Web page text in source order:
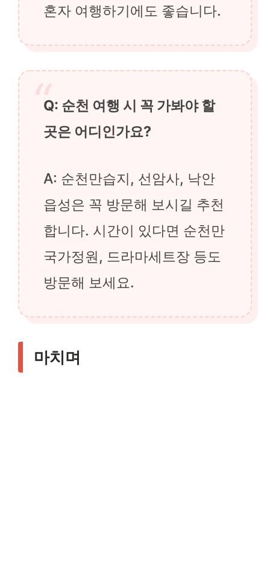
혼자 여행하기에도 좋습니다.
Q: 순천 여행 시 꼭 가봐야 할
곳은 어디인가요?
A: 순천만습지, 선암사, 낙안
읍성은 꼭 방문해 보시길 추천
합니다. 시간이 있다면 순천만
국가정원, 드라마세트장 등도
방문해 보세요.
마치며